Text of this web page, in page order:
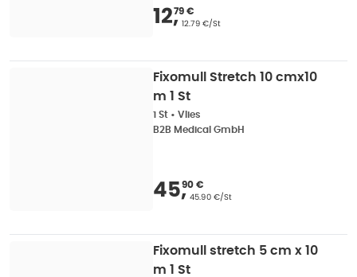
Verkaufspreis
12,
79 €
Grundpreis
12.79 €/St
Fixomull Stretch 10 cmx10
m 1 St
1 St • Vlies
B2B Medical GmbH
Verkaufspreis
45,
90 €
Grundpreis
45.90 €/St
Fixomull stretch 5 cm x 10
m 1 St